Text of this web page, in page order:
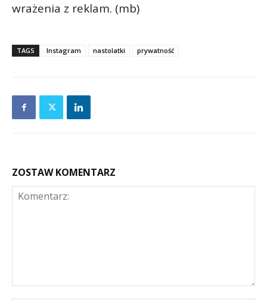
wrażenia z reklam. (mb)
TAGS Instagram nastolatki prywatność
ZOSTAW KOMENTARZ